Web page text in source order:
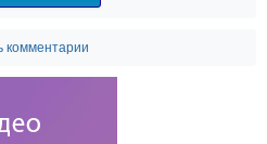
комментарии